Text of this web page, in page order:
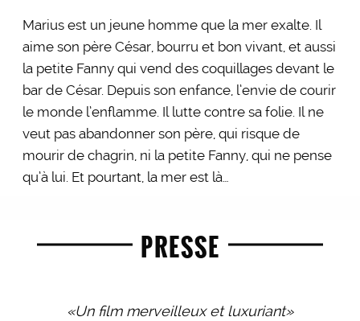
Marius est un jeune homme que la mer exalte. Il
aime son père César, bourru et bon vivant, et aussi
la petite Fanny qui vend des coquillages devant le
bar de César. Depuis son enfance, l’envie de courir
le monde l’enflamme. Il lutte contre sa folie. Il ne
veut pas abandonner son père, qui risque de
mourir de chagrin, ni la petite Fanny, qui ne pense
qu’à lui. Et pourtant, la mer est là…
PRESSE
«Un film merveilleux et luxuriant»